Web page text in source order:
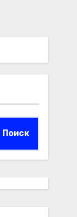
Поиск